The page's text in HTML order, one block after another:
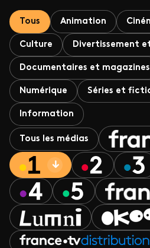
Tous Animation
Culture Divertissement
Documentaires et magazines
Numérique Séries et
Information
Tous les médias